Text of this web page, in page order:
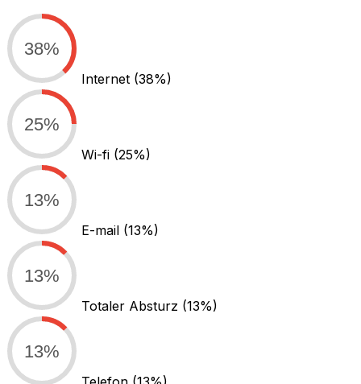
38%
Internet (38%)
25%
Wi-fi (25%)
13%
E-mail (13%)
13%
Totaler Absturz (13%)
13%